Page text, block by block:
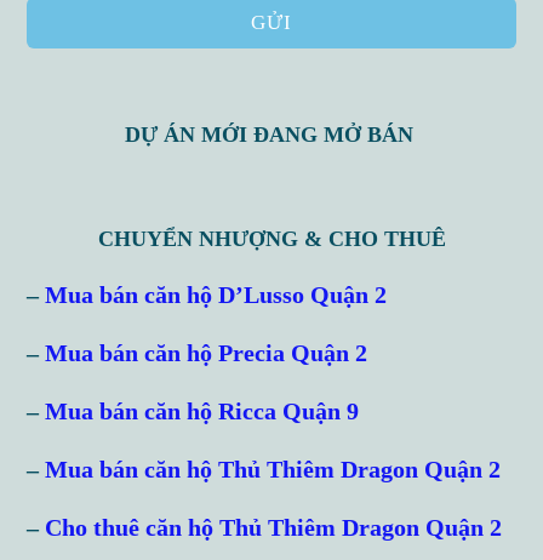
GỬI
DỰ ÁN MỚI ĐANG MỞ BÁN
CHUYỂN NHƯỢNG & CHO THUÊ
–Mua bán căn hộ D’Lusso Quận 2
–Mua bán căn hộ Precia Quận 2
–Mua bán căn hộ Ricca Quận 9
–Mua bán căn hộ Thủ Thiêm Dragon Quận 2
– Cho thuê căn hộ Thủ Thiêm Dragon Quận 2